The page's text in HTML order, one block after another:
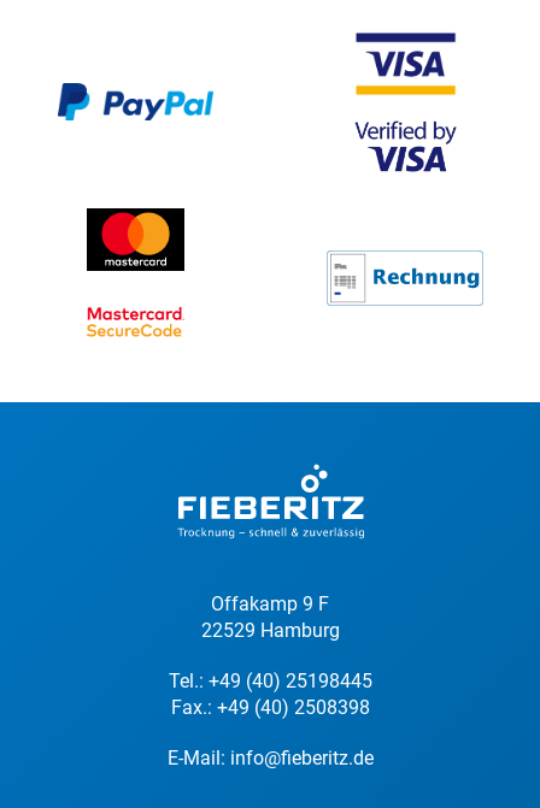
Offakamp 9 F
22529 Hamburg
Tel.: +49 (40) 25198445
Fax.: +49 (40) 2508398
E-Mail: info@fieberitz.de